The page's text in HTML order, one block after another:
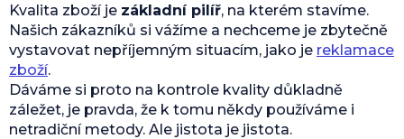
Kvalita zboží je základní pilíř, na kterém stavíme.
Našich zákazníků si vážíme a nechceme je zbytečně
vystavovat nepříjemným situacím, jako je reklamace
zboží.
Dáváme si proto na kontrole kvality důkladně
záležet, je pravda, že k tomu někdy používáme i
netradiční metody. Ale jistota je jistota.